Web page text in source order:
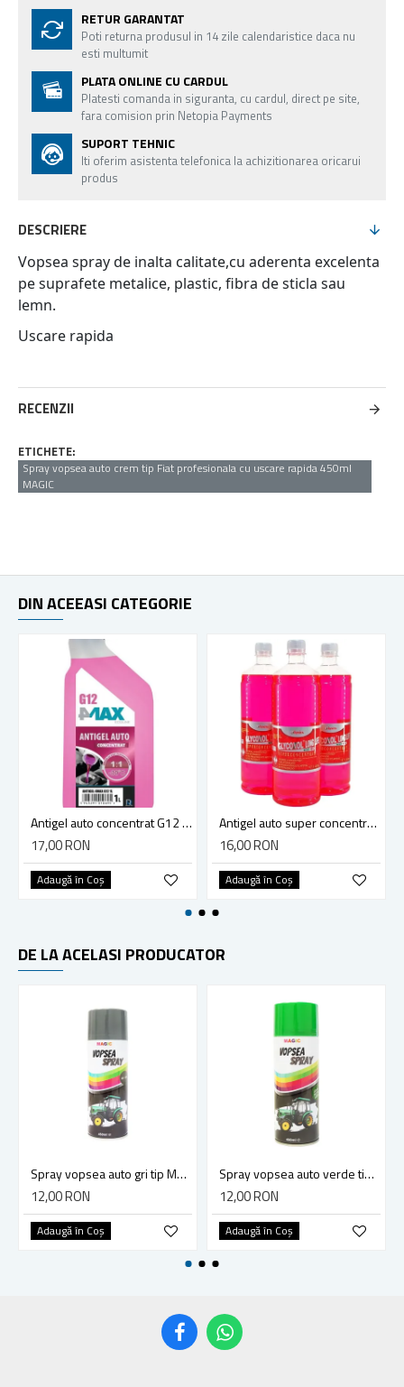
RETUR GARANTAT
Poti returna produsul in 14 zile calendaristice daca nu
esti multumit
PLATA ONLINE CU CARDUL
Platesti comanda in siguranta, cu cardul, direct pe site,
fara comision prin Netopia Payments
SUPORT TEHNIC
Iti oferim asistenta telefonica la achizitionarea oricarui
produs
DESCRIERE
Vopsea spray de inalta calitate,cu aderenta excelenta
pe suprafete metalice, plastic, fibra de sticla sau
lemn.
Uscare rapida
RECENZII
ETICHETE:
Spray vopsea auto crem tip Fiat profesionala cu uscare rapida 450ml
MAGIC
DIN ACEEASI CATEGORIE
Antigel auto concentrat G12 4max, -30 grade, 1l
17,00 RON
Adaugă în Coş
Antigel auto super concentrat G12 Glycoxol long life K32 1L
16,00 RON
Adaugă în Coş
DE LA ACELASI PRODUCATOR
Spray vopsea auto gri tip Massey Ferguson profesionala cu uscare rapida 450ml MAGIC
12,00 RON
Adaugă în Coş
Spray vopsea auto verde tip John Deere profesionala cu uscare rapida 450ml MAGIC
12,00 RON
Adaugă în Coş